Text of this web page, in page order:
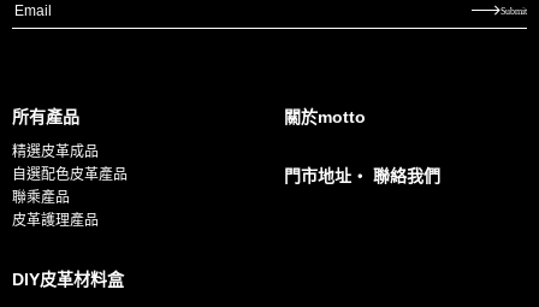
E
l
*
Submit
所有產品
精選皮革成品
自選配色皮革產品
聯乘產品
皮革護理產品
DIY皮革材料盒
關於motto
門市地址・ 聯絡我們